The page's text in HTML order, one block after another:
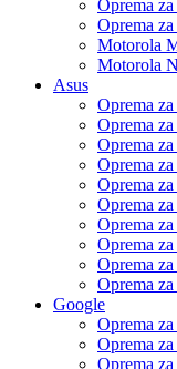
Oprema
Oprema
Motorola
Motorola
Asus
Oprema
Oprema
Oprema
Oprema
Oprema
Oprema
Oprema
Oprema
Oprema
Oprema
Google
Oprema
Oprema
Oprema